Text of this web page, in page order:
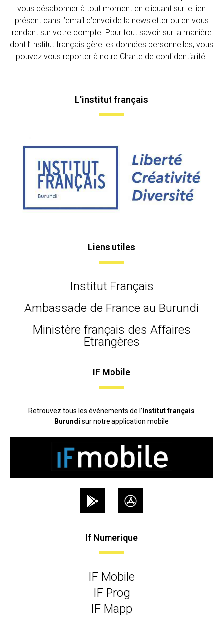
vous désabonner à tout moment en cliquant sur le lien
présent dans l’email d’envoi de la newsletter ou en vous
rendant sur votre compte. Pour tout savoir sur la manière
dont l’Institut français gère les données personnelles, vous
pouvez vous reporter à notre Charte de confidentialité.
L'institut français
Liens utiles
Institut Français
Ambassade de France au Burundi
Ministère français des Affaires
Etrangères
IF Mobile
Retrouvez tous les événements de l’ Institut français
Burundi sur notre application mobile
If Numerique
IF Mobile
IF Prog
IF Mapp